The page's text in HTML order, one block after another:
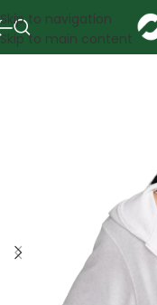
Skip to navigation
Skip to main content